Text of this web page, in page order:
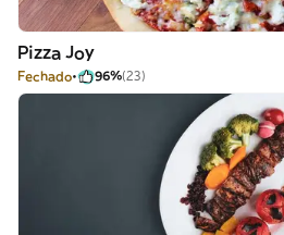
Pizza Joy
Fechado 96%(23)